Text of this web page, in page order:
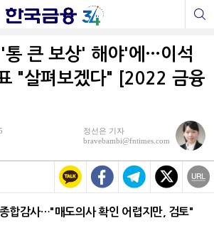
통 큰 보상' 해야'에…이석
"살펴보겠다" [2022 금융
정선은 기자
bravebambi@fntimes.com
합감사…"매도의사 확인 어렵지만, 검토"